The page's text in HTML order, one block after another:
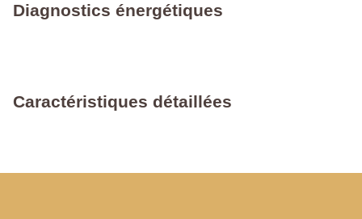
Diagnostics énergétiques
Caractéristiques détaillées